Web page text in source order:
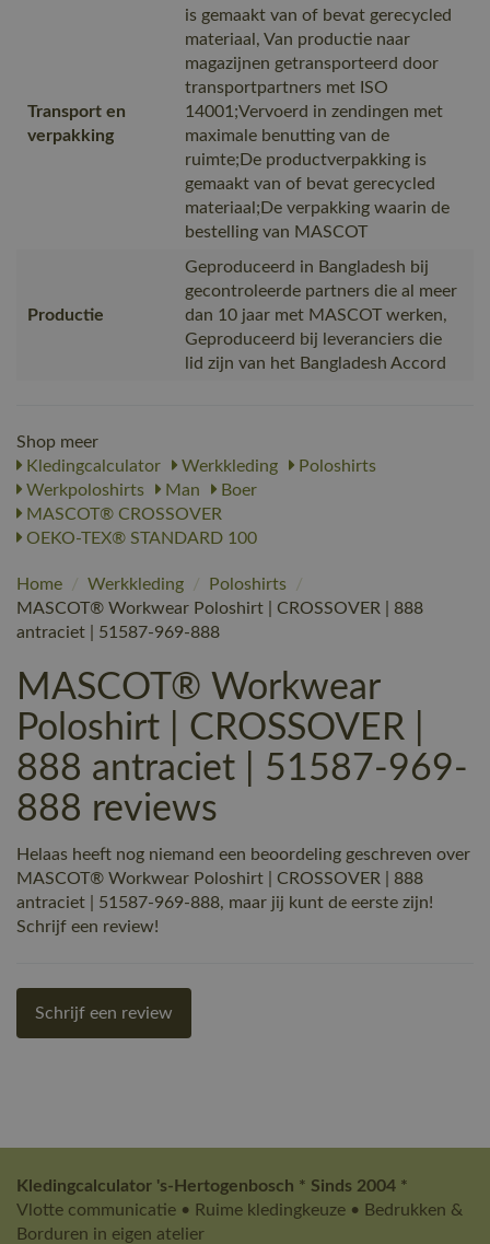
Transport en
verpakking
is gemaakt van of bevat gerecycled
materiaal, Van productie naar
magazijnen getransporteerd door
transportpartners met ISO
14001;Vervoerd in zendingen met
maximale benutting van de
ruimte;De productverpakking is
gemaakt van of bevat gerecycled
materiaal;De verpakking waarin de
bestelling van MASCOT
Productie
Geproduceerd in Bangladesh bij
gecontroleerde partners die al meer
dan 10 jaar met MASCOT werken,
Geproduceerd bij leveranciers die
lid zijn van het Bangladesh Accord
Shop meer
Kledingcalculator
Werkkleding
Poloshirts
Werkpoloshirts
Man
Boer
MASCOT® CROSSOVER
OEKO-TEX® STANDARD 100
Home / Werkkleding / Poloshirts
/
MASCOT® Workwear Poloshirt | CROSSOVER | 888
antraciet | 51587-969-888
MASCOT® Workwear
Poloshirt | CROSSOVER |
888 antraciet | 51587-969-
888 reviews
Helaas heeft nog niemand een beoordeling geschreven over
MASCOT® Workwear Poloshirt | CROSSOVER | 888
antraciet | 51587-969-888, maar jij kunt de eerste zijn!
Schrijf een review!
Schrijf een review
Kledingcalculator 's-Hertogenbosch * Sinds 2004 *
Vlotte communicatie • Ruime kledingkeuze • Bedrukken &
Borduren in eigen atelier